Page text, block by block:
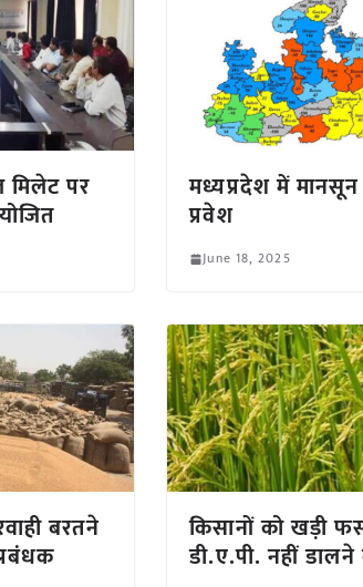
मिलेट पर मध्यप्रदेश में
प्रवेश
June 18, 2025
बरतने किसानों को खड़ी
डी.ए.पी. नहीं